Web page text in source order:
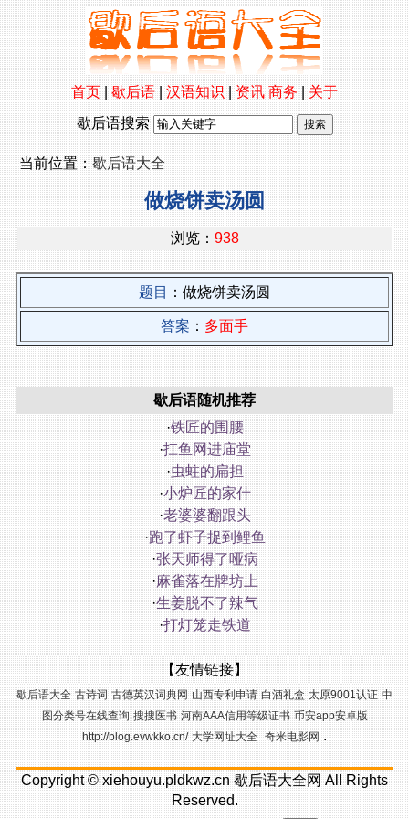
首页|歇后语|汉语知识|资讯 商务|关于
歇后语搜索
当前位置：歇后语大全
做烧饼卖汤圆
浏览： 938
题目 ：做烧饼卖汤圆
答案 ： 多面手
歇后语随机推荐
·铁匠的围腰
·扛鱼网进庙堂
·虫蛀的扁担
·小炉匠的家什
·老婆婆翻跟头
·跑了虾子捉到鲤鱼
·张天师得了哑病
·麻雀落在牌坊上
·生姜脱不了辣气
·打灯笼走铁道
【友情链接】
歇后语大全 古诗词 古德英汉词典网 山西专利申请 白酒礼盒 太原9001认证 中
图分类号在线查询 搜搜医书 河南AAA信用等级证书 币安app安卓版
http://blog.evwkko.cn/ 大学网址大全 奇米电影网.
Copyright ©xiehouyu.pldkwz.cn 歇后语大全网All Rights
Reserved.